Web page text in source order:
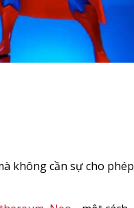
không cần sự cho phép